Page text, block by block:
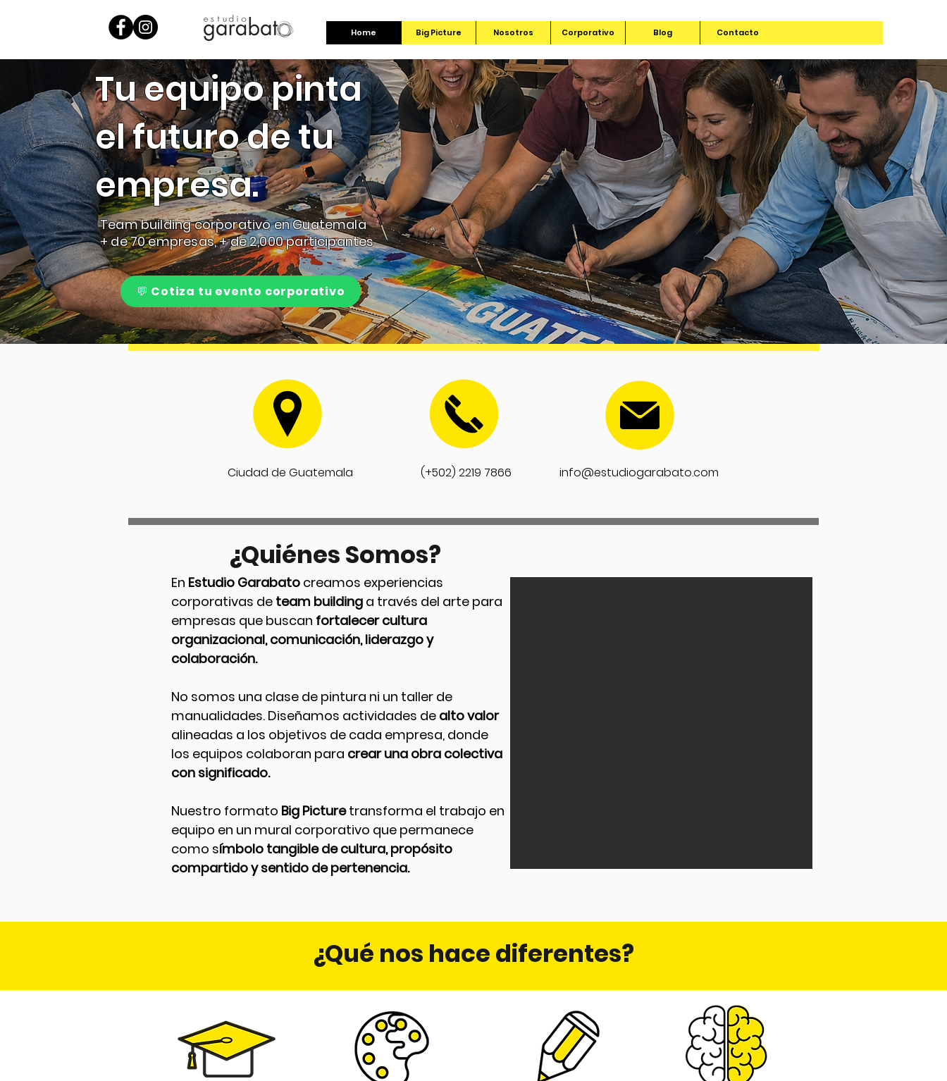
Home Big Picture Nosotros Corporativo Blog Contacto
Tu equipo pinta
el futuro de tu
empresa.
Team building corporativo en Guatemala
+ de 70 empresas, + de 2,000 participantes
💬 Cotiza tu evento corporativo
Ciudad de Guatemala (+502) 2219 7866 info@estudiogarabato.com
¿Quiénes Somos?
En Estudio Garabato creamos experiencias
corporativas de team building a través del arte para
empresas que buscan fortalecer cultura
organizacional, comunicación, liderazgo y
colaboración.
No somos una clase de pintura ni un taller de
manualidades. Diseñamos actividades de alto valor
alineadas a los objetivos de cada empresa, donde
los equipos colaboran para crear una obra colectiva
con significado.
Nuestro formato Big Picturetransforma el trabajo en
equipo en un mural corporativo que permanece
como símbolo tangible de cultura, propósito
compartido y sentido de pertenencia.
¿Qué nos hace diferentes?